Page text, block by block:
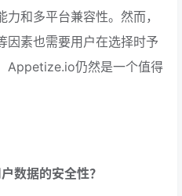
和多平台兼容性。然而，
因素也需要用户在选择时予
Appetize.io仍然是一个值得
数据的安全性？